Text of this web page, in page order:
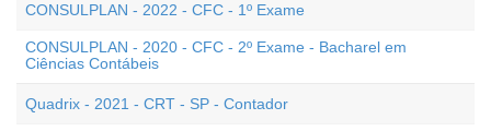
CONSULPLAN - 2022 - CFC - 1º Exame
CONSULPLAN - 2020 - CFC - 2º Exame - Bacharel em
Ciências Contábeis
Quadrix - 2021 - CRT - SP - Contador